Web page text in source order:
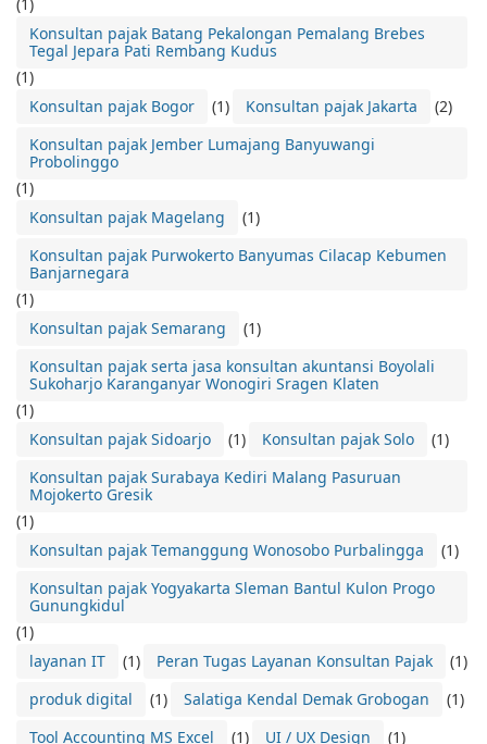
Konsultan pajak Batang Pekalongan Pemalang Brebes
Tegal Jepara Pati Rembang Kudus
(1)
Konsultan pajak Bogor
(1) Konsultan pajak Jakarta
(2)
Konsultan pajak Jember Lumajang Banyuwangi
Probolinggo
(1)
Konsultan pajak Magelang
(1)
Konsultan pajak Purwokerto Banyumas Cilacap Kebumen
Banjarnegara
(1)
Konsultan pajak Semarang
(1)
Konsultan pajak serta jasa konsultan akuntansi Boyolali
Sukoharjo Karanganyar Wonogiri Sragen Klaten
(1)
Konsultan pajak Sidoarjo
(1) Konsultan pajak Solo
(1)
Konsultan pajak Surabaya Kediri Malang Pasuruan
Mojokerto Gresik
(1)
Konsultan pajak Temanggung Wonosobo Purbalingga
(1)
Konsultan pajak Yogyakarta Sleman Bantul Kulon Progo
Gunungkidul
(1)
layanan IT
(1) Peran Tugas Layanan Konsultan Pajak
(1)
produk digital
(1) Salatiga Kendal Demak Grobogan
(1)
Tool Accounting MS Excel
(1) UI / UX Design
(1)